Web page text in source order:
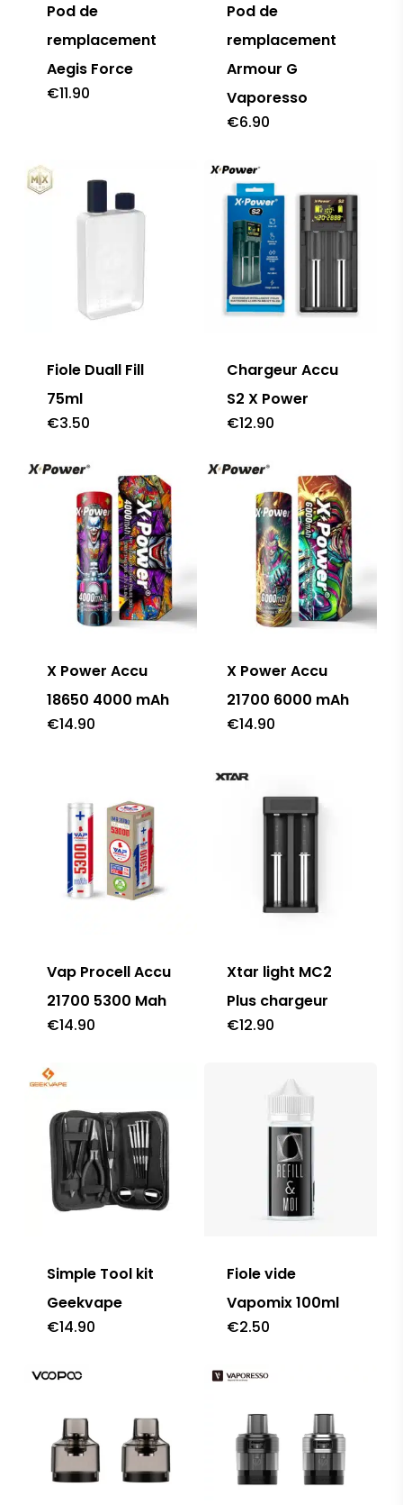
Pod de
remplacement
Aegis Force
€11.90
Pod de
remplacement
Armour G
Vaporesso
€6.90
Fiole Duall Fill
75ml
€3.50
Chargeur Accu
S2 X Power
€12.90
X Power Accu
18650 4000 mAh
€14.90
X Power Accu
21700 6000 mAh
€14.90
Vap Procell Accu
21700 5300 Mah
€14.90
Xtar light MC2
Plus chargeur
€12.90
Simple Tool kit
Geekvape
€14.90
Fiole vide
Vapomix 100ml
€2.50